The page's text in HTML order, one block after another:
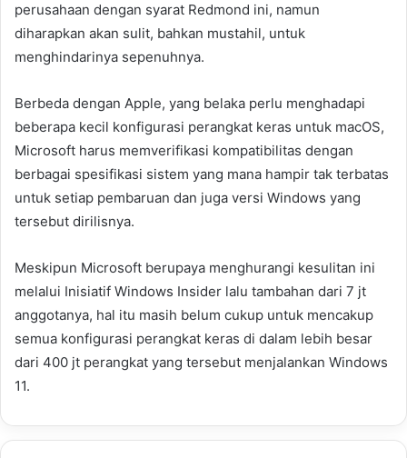
perusahaan dengan syarat Redmond ini, namun
diharapkan akan sulit, bahkan mustahil, untuk
menghindarinya sepenuhnya.
Berbeda dengan Apple, yang belaka perlu menghadapi
beberapa kecil konfigurasi perangkat keras untuk macOS,
Microsoft harus memverifikasi kompatibilitas dengan
berbagai spesifikasi sistem yang mana hampir tak terbatas
untuk setiap pembaruan dan juga versi Windows yang
tersebut dirilisnya.
Meskipun Microsoft berupaya menghurangi kesulitan ini
melalui Inisiatif Windows Insider lalu tambahan dari 7 jt
anggotanya, hal itu masih belum cukup untuk mencakup
semua konfigurasi perangkat keras di dalam lebih besar
dari 400 jt perangkat yang tersebut menjalankan Windows
11.